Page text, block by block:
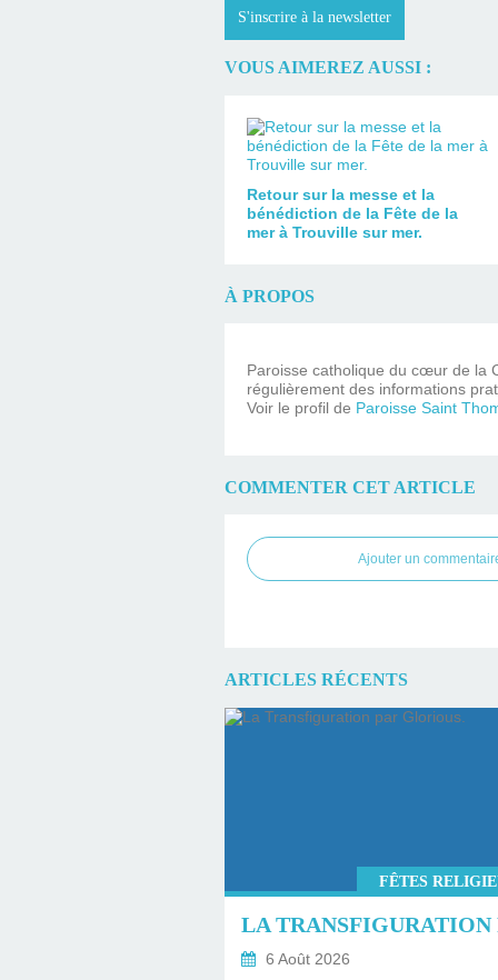
S'inscrire à la newsletter
VOUS AIMEREZ AUSSI :
Retour sur la messe et la
bénédiction de la Fête de la
mer à Trouville sur mer.
À PROPOS
Paroisse catholique du cœur de la
régulièrement des informations
Voir le profil de Paroisse Saint
COMMENTER CET ARTICLE
Ajouter un
ARTICLES RÉCENTS
FÊTES
6 Août 2026